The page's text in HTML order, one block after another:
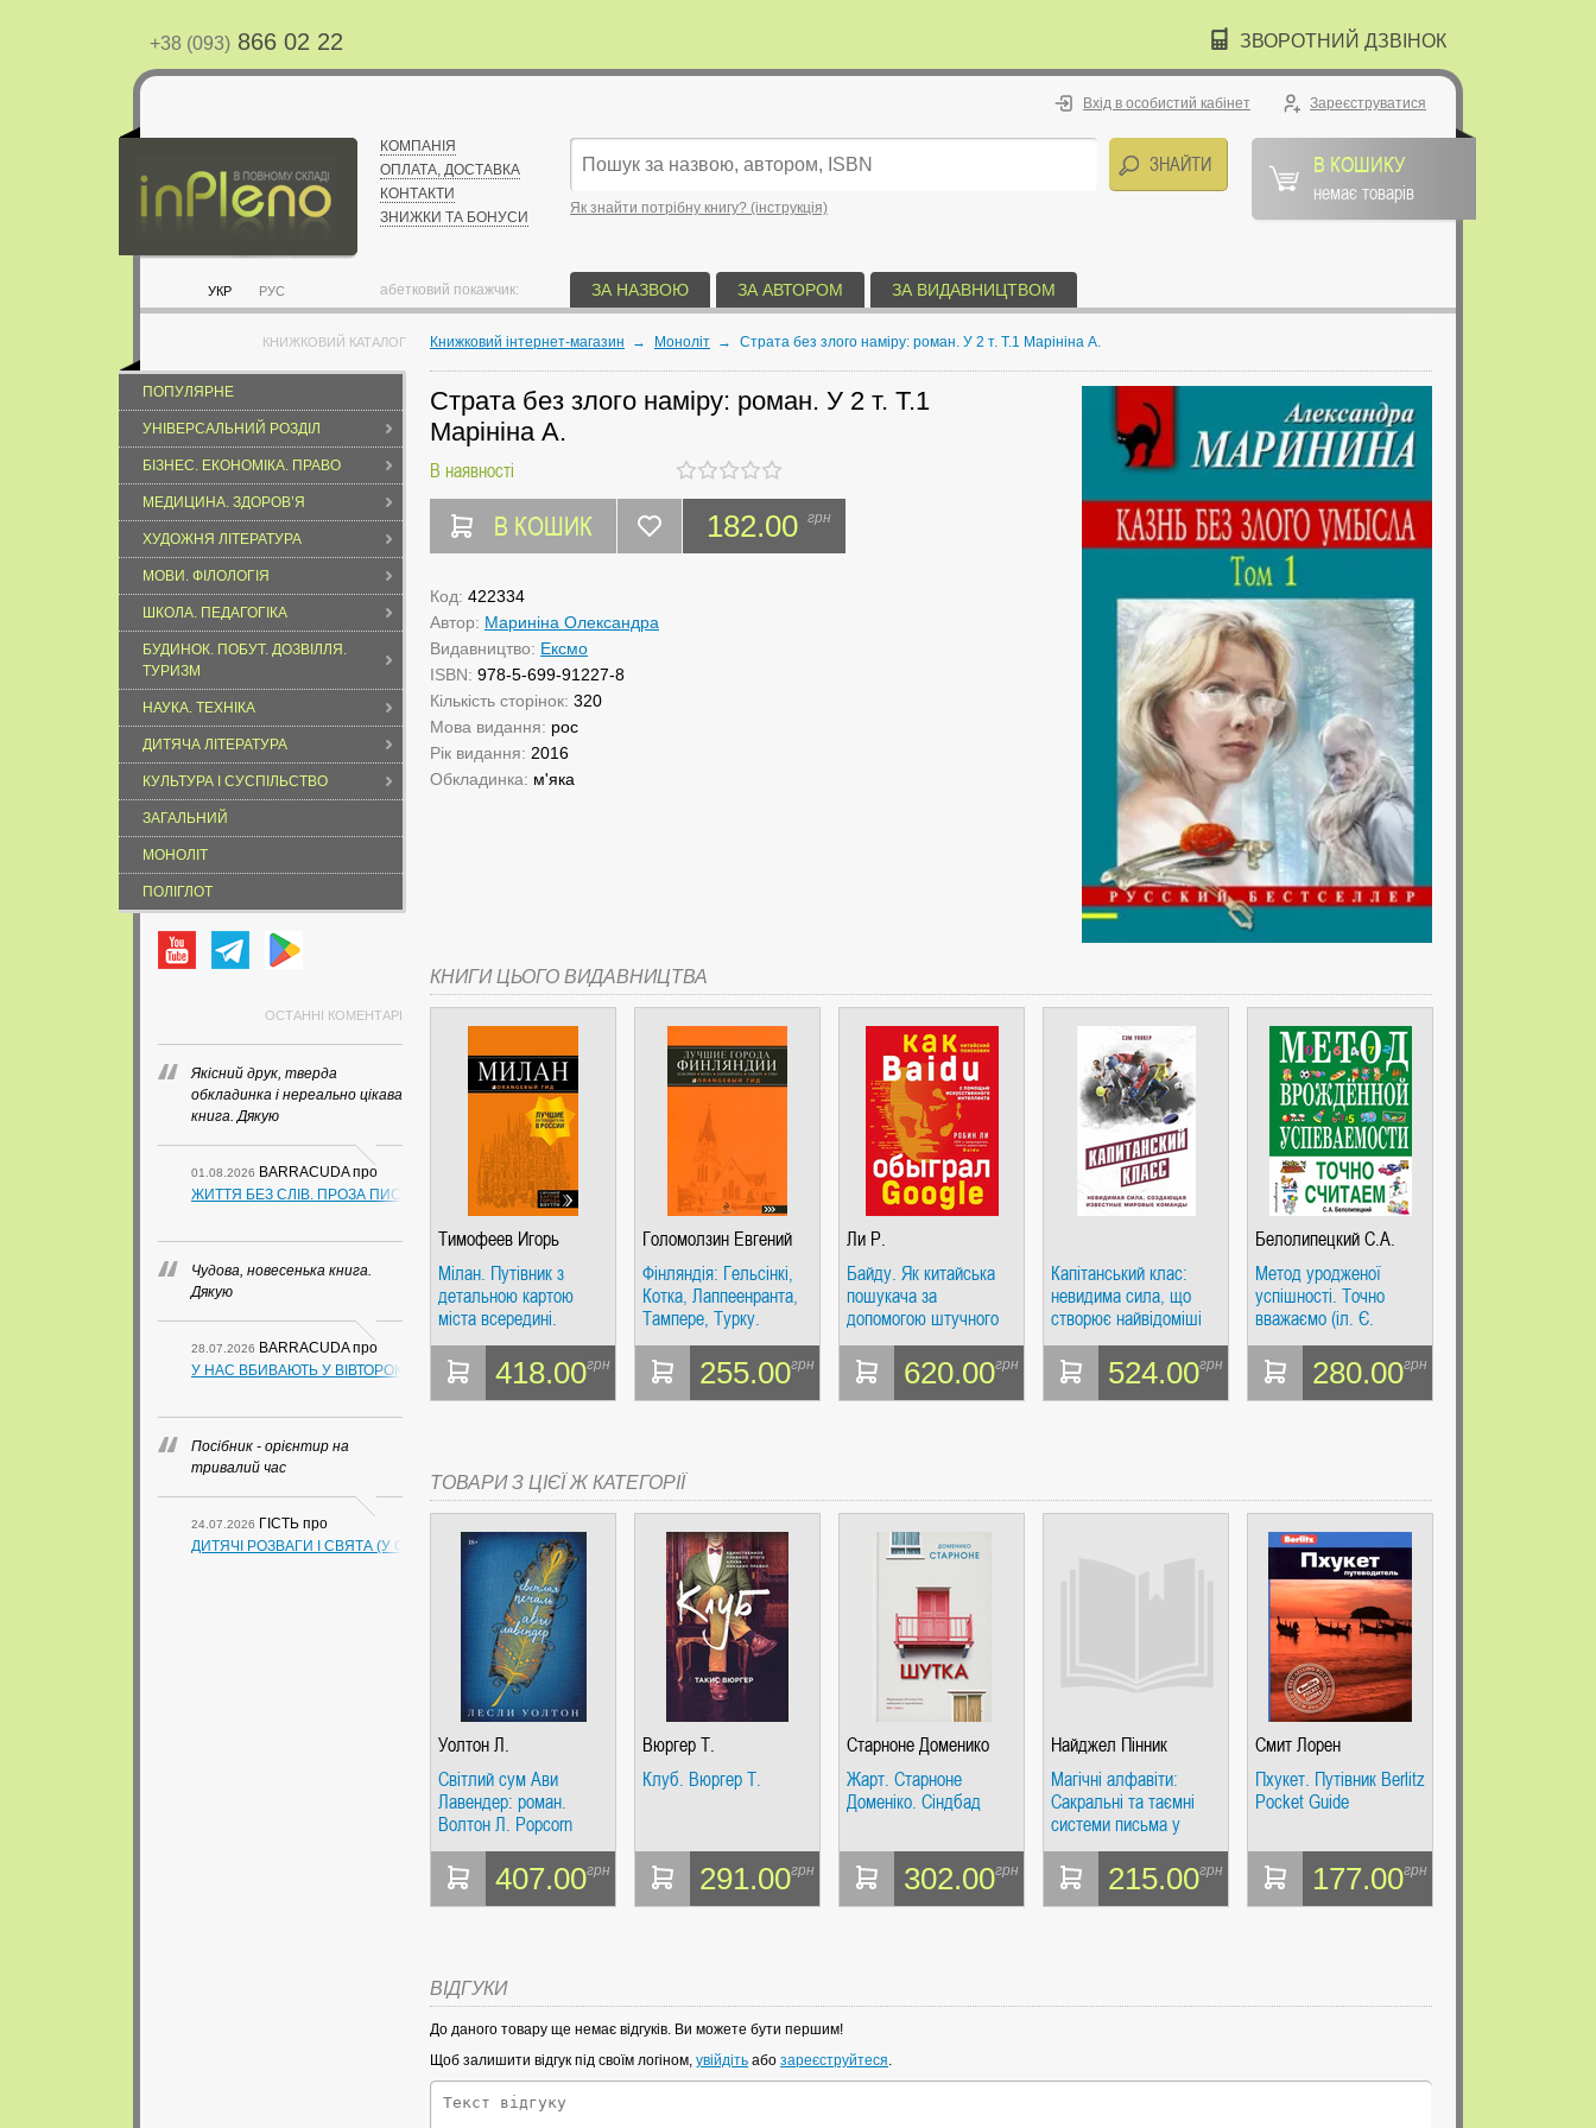
+38 (093) 866 02 22 ЗВОРОТНИЙ ДЗВІНОК
УКР РУС
КОМПАНІЯ
ОПЛАТА, ДОСТАВКА
КОНТАКТИ
ЗНИЖКИ ТА БОНУСИ
Вхід в особистий кабінет Зареєструватися
Як знайти потрібну книгу? (інструкція)
В КОШИКУ
немає товарів
абетковий покажчик: ЗА НАЗВОЮ ЗА АВТОРОМ ЗА ВИДАВНИЦТВОМ
КНИЖКОВИЙ КАТАЛОГ
ПОПУЛЯРНЕ
УНІВЕРСАЛЬНИЙ РОЗДІЛ
БІЗНЕС. ЕКОНОМІКА. ПРАВО
МЕДИЦИНА. ЗДОРОВ’Я
ХУДОЖНЯ ЛІТЕРАТУРА
МОВИ. ФІЛОЛОГІЯ
ШКОЛА. ПЕДАГОГІКА
БУДИНОК. ПОБУТ. ДОЗВІЛЛЯ.
ТУРИЗМ
НАУКА. ТЕХНІКА
ДИТЯЧА ЛІТЕРАТУРА
КУЛЬТУРА І СУСПІЛЬСТВО
ЗАГАЛЬНИЙ
МОНОЛІТ
ПОЛІГЛОТ
ОСТАННІ КОМЕНТАРІ
Якісний друк, тверда
обкладинка і нереально цікава
книга. Дякую
01.08.2026 BARRACUDAпро
ЖИТТЯ БЕЗ СЛІВ. ПРОЗА ПИСЬМЕННИКІВ ІЗ ГУАНСІ. ГІПЕРІОН
Чудова, новесенька книга.
Дякую
28.07.2026 BARRACUDAпро
У НАС ВБИВАЮТЬ У ВІВТОРОК. СЛАПОВСЬКИЙ О.І. ЧАС
Посібник - орієнтир на
тривалий час
24.07.2026 ГІСТЬ про
ДИТЯЧІ РОЗВАГИ І СВЯТА (У СХЕМАХ, ТАБЛИЦЯХ, ВИЗНАЧЕННЯХ, СЦЕНАРІЯХ). АНТОНІНА ШЕВЧУК. МАНДРІВЕЦЬ
Книжковий інтернет-магазин → Моноліт → Страта без злого наміру: роман. У 2 т. Т.1 Марініна А.
Страта без злого наміру: роман. У 2 т. Т.1
Марініна А.
В наявності
В КОШИК 182.00 грн
Код: 422334
Автор: Мариніна Олександра
Видавництво: Ексмо
ISBN: 978-5-699-91227-8
Кількість сторінок: 320
Мова видання: рос
Рік видання: 2016
Обкладинка: м'яка
КНИГИ ЦЬОГО ВИДАВНИЦТВА
Тимофеев Игорь
Вячеславович
Мілан. Путівник з
детальною картою
міста всередині.
Помаранчевий гід
418.00грн
Голомолзин Евгений
Фінляндія: Гельсінкі,
Котка, Лаппеенранта,
Тампере, Турку.
Путівник.
Помаранчевий гід
255.00грн
Ли Р.
Байду. Як китайська
пошукача за
допомогою штучного
інтелекту обіграла
Google. Лі Р.620.00грн
Капітанський клас:
невидима сила, що
створює найвідоміші
світові команди. Спорт.
Найкращий світовий
досвід.
524.00грн
Белолипецкий С.А.
Метод уродженої
успішності. Точно
вважаємо (іл. Є.
Нітилкіної).
Білолипецький С.А.
280.00грн
ТОВАРИ З ЦІЄЇ Ж КАТЕГОРІЇ
Уолтон Л.
Світлий сум Ави
Лавендер: роман.
Волтон Л. Popcorn
Books
407.00грн
Вюргер Т.
Клуб. Вюргер Т.
291.00грн
Старноне Доменико
Жарт. Старноне
Доменіко. Сіндбад
302.00грн
Найджел Пінник
Магічні алфавіти:
Сакральні та таємні
системи письма у
духовних традиціях
Заходу. Пінник Н.
Софія
215.00грн
Смит Лорен
Пхукет. Путівник Berlitz
Pocket Guide
177.00грн
ВІДГУКИ
До даного товару ще немає відгуків. Ви можете бути першим!
Щоб залишити відгук під своїм логіном, увійдіть або зареєструйтеся